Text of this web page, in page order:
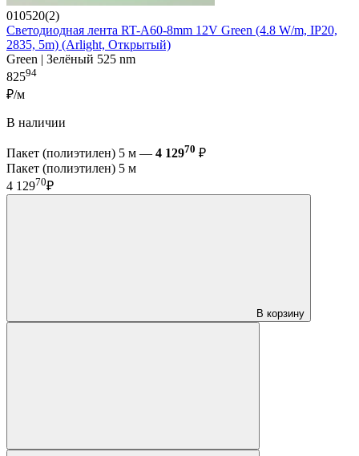
010520(2)
Светодиодная лента RT-A60-8mm 12V Green (4.8 W/m, IP20,
2835, 5m) (Arlight, Открытый)
Green | Зелёный 525 nm
82594
₽/м
В наличии
Пакет (полиэтилен) 5 м — 4 12970 ₽
Пакет (полиэтилен) 5 м
4 12970₽
В корзину